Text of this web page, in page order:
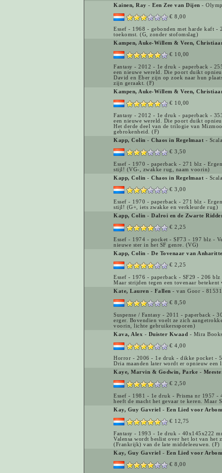
Kainen, Ray - Een Zee van Dijen -
€ 8,00
Essef - 1968 - gebonden met harde kaft -
toekomst. (G, zonder stofomslag)
Kampen, Auke-Willem & Veen,
€ 10,00
Fantasy - 2012 - 1e druk - paperback -
een nieuwe wereld. Die poort duikt
David en Eber zijn op zoek naar hun
zijn geraakt. (F)
Kampen, Auke-Willem & Veen,
€ 10,00
Fantasy - 2012 - 1e druk - paperback -
een nieuwe wereld. Die poort duikt
Het derde deel van de trilogie van
gebrokenheid. (F)
Kapp, Colin - Chaos in Regelmaat -
€ 3,50
Essef - 1970 - paperback - 271 blz -
stijl! (VG-, zwakke rug, naam voorin)
Kapp, Colin - Chaos in Regelmaat -
€ 3,00
Essef - 1970 - paperback - 271 blz -
stijl! (G+, iets zwakke en verkleurde rug)
Kapp, Colin - Dalroi en de Zwarte
€ 2,25
Essef - 1974 - pocket - SF73 - 197 blz -
nieuwe ster in het SF genre. (VG)
Kapp, Colin - De Tovenaar van
€ 2,25
Essef - 1976 - paperback - SF29 - 206 blz
Maar strijden tegen een tovenaar
Kate, Lauren - Fallen - van Goor -
€ 8,50
Suspense / Fantasy - 2011 - paperback -
erger. Bovendien voelt ze zich
voorin, lichte gebruikerssporen)
Kava, Alex - Duister Kwaad - Mira
€ 4,00
Horror - 2006 - 1e druk - dikke pocket -
Dria maanden later wordt er opnieuw
Kaye, Marvin & Godwin, Parke -
€ 2,50
Essef - 1981 - 1e druk - Prisma nr 1957 -
heeft de macht het gevaar te keren. Maar
Kay, Guy Gavriel - Een Lied voor
€ 12,75
Fantasy - 1993 - 1e druk - 40x145x222
Valensa wordt beslist over het lot van het
(Frankrijk) van de late middeleeuwen. (F)
Kay, Guy Gavriel - Een Lied voor
€ 8,00